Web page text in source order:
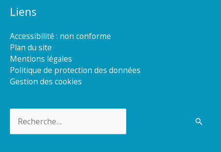
Liens
Accessibilité : non conforme
Plan du site
Mentions légales
Politique de protection des données
Gestion des cookies